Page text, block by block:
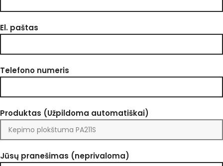
El. paštas
Telefono numeris
Produktas (Užpildoma automatiškai)
Jūsų pranešimas (neprivaloma)